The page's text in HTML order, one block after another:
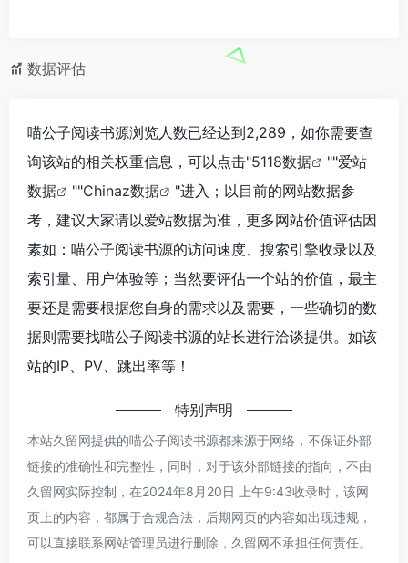
数据评估
喵公子阅读书源浏览人数已经达到2,289，如你需要查
询该站的相关权重信息，可以点击"5118数据 ""爱站
数据
""Chinaz数据
"进入；以目前的网站数据参
考，建议大家请以爱站数据为准，更多网站价值评估因
素如：喵公子阅读书源的访问速度、搜索引擎收录以及
索引量、用户体验等；当然要评估一个站的价值，最主
要还是需要根据您自身的需求以及需要，一些确切的数
据则需要找喵公子阅读书源的站长进行洽谈提供。如该
站的IP、PV、跳出率等！
特别声明
本站久留网提供的喵公子阅读书源都来源于网络，不保证外部
链接的准确性和完整性，同时，对于该外部链接的指向，不由
久留网实际控制，在2024年8月20日 上午9:43收录时，该网
页上的内容，都属于合规合法，后期网页的内容如出现违规，
可以直接联系网站管理员进行删除，久留网不承担任何责任。